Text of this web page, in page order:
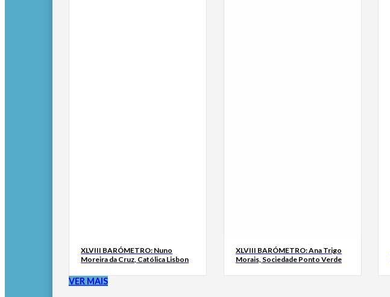
XLVIII BARÓMETRO: Nuno
Moreira da Cruz, Católica Lisbon
XLVIII BARÓMETRO: Ana Trigo
Morais, Sociedade Ponto Verde
VER MAIS